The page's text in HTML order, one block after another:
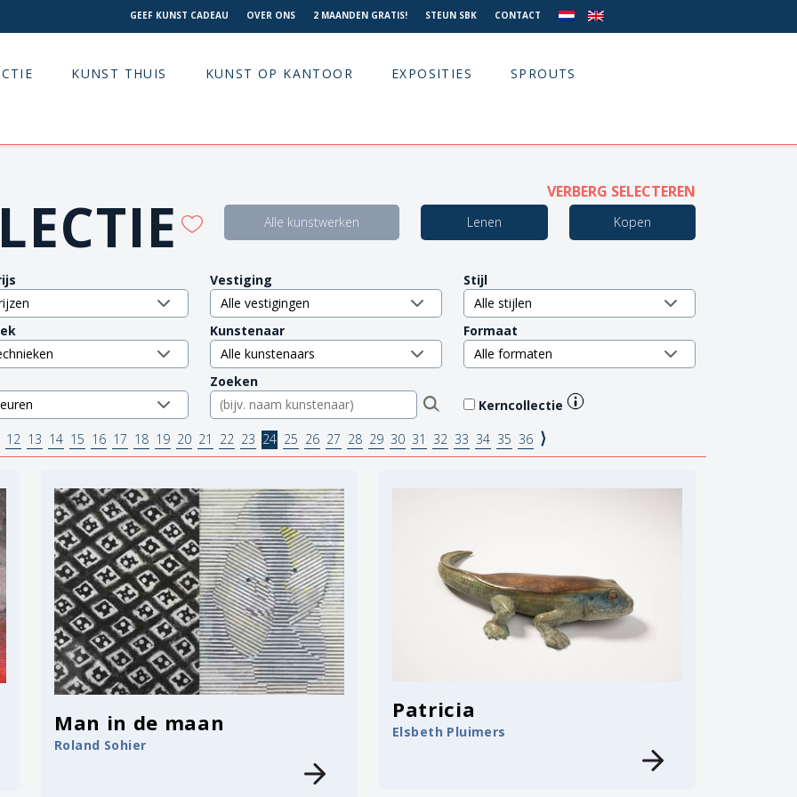
GEEF KUNST CADEAU OVER ONS 2 MAANDEN GRATIS! STEUN SBK CONTACT
KUNST THUIS KUNST OP KANTOOR EXPOSITIES SPROUTS
VERBERG SELECTEREN
Alle kunstwerken Lenen Kopen
Vestiging Stijl
Kunstenaar Formaat
Zoeken
Kerncollectie
12 13 14 15 16 17 18 19 20 21 22 23 24 25 26 27 28 29 30 31 32 33 34 35 36 ⟩
Man in de maan
Roland Sohier
Patricia
Elsbeth Pluimers